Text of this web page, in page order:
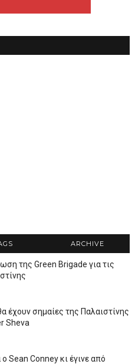
ARCHIVE
της Green Brigade για τις
έχουν σημαίες της Παλαιστίνης
Sheva
Sean Conney κι έγινε από